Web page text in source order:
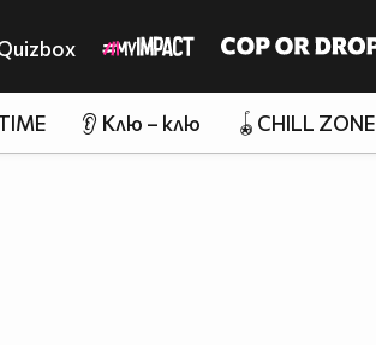
👂 Клю – клю 🪀CHILL ZONE